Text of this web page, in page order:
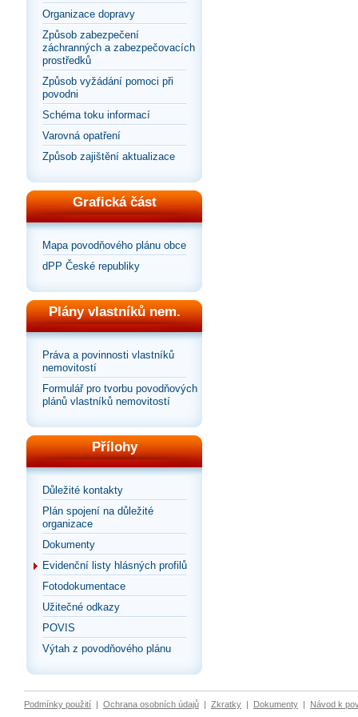
Organizace dopravy
Způsob zabezpečení
záchranných a zabezpečovacích
prostředků
Způsob vyžádání pomoci při
povodni
Schéma toku informací
Varovná opatření
Způsob zajištění aktualizace
Grafická část
Mapa povodňového plánu obce
dPP České republiky
Plány vlastníků nem.
Práva a povinnosti vlastníků
nemovitostí
Formulář pro tvorbu povodňových
plánů vlastníků nemovitostí
Přílohy
Důležité kontakty
Plán spojení na důležité
organizace
Dokumenty
Evidenční listy hlásných profilů
Fotodokumentace
Užitečné odkazy
POVIS
Výtah z povodňového plánu
Podmínky použití | Ochrana osobních údajů | Zkratky | Dokumenty | Návod k